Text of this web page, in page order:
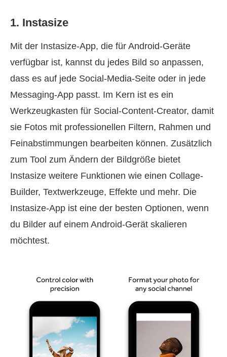
1. Instasize
Mit der Instasize-App, die für Android-Geräte
verfügbar ist, kannst du jedes Bild so anpassen,
dass es auf jede Social-Media-Seite oder in jede
Messaging-App passt. Im Kern ist es ein
Werkzeugkasten für Social-Content-Creator, damit
sie Fotos mit professionellen Filtern, Rahmen und
Feinabstimmungen bearbeiten können. Zusätzlich
zum Tool zum Ändern der Bildgröße bietet
Instasize weitere Funktionen wie einen Collage-
Builder, Textwerkzeuge, Effekte und mehr. Die
Instasize-App ist eine der besten Optionen, wenn
du Bilder auf einem Android-Gerät skalieren
möchtest.